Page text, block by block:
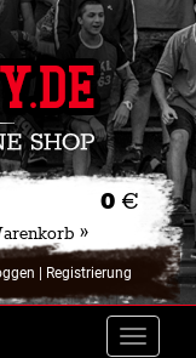
0 €
»
Registrierung
Toggle